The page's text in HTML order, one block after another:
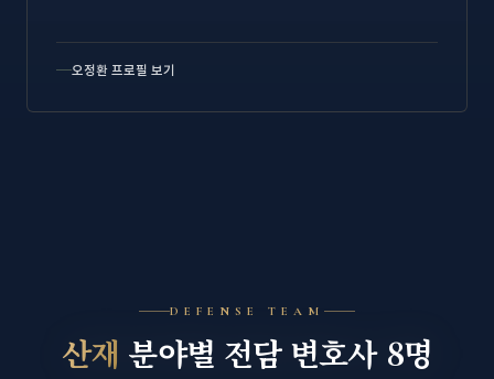
오정환 프로필 보기
DEFENSE TEAM
산재 분야별 전담 변호사 8명